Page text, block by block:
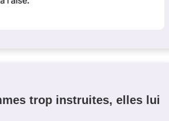
trop instruites, elles lui